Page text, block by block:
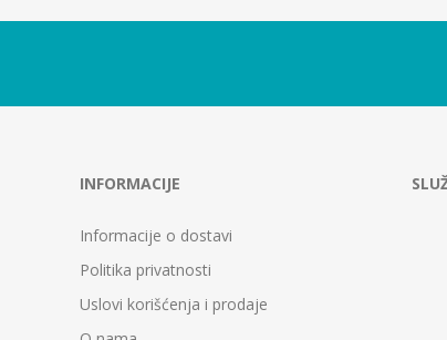
INFORMACIJE
Informacije o dostavi
Politika privatnosti
Uslovi korišćenja i prodaje